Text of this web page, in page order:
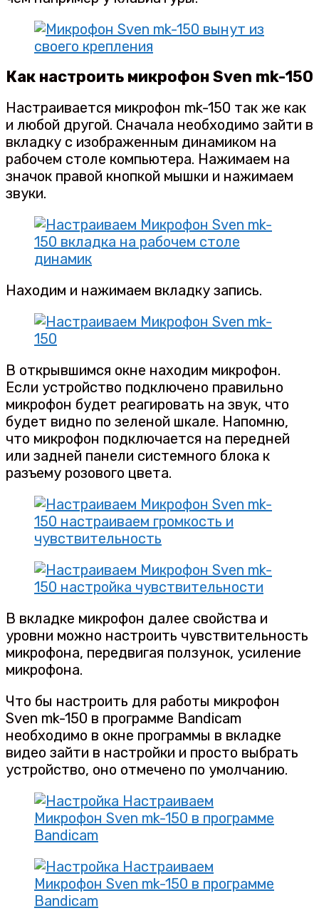
Как настроить микрофон Sven mk-150
Настраивается микрофон mk-150 так же как
и любой другой. Сначала необходимо зайти в
вкладку с изображенным динамиком на
рабочем столе компьютера. Нажимаем на
значок правой кнопкой мышки и нажимаем
звуки.
Находим и нажимаем вкладку запись.
В открывшимся окне находим микрофон.
Если устройство подключено правильно
микрофон будет реагировать на звук, что
будет видно по зеленой шкале. Напомню,
что микрофон подключается на передней
или задней панели системного блока к
разъему розового цвета.
В вкладке микрофон далее свойства и
уровни можно настроить чувствительность
микрофона, передвигая ползунок, усиление
микрофона.
Что бы настроить для работы микрофон
Sven mk-150 в программе Bandicam
необходимо в окне программы в вкладке
видео зайти в настройки и просто выбрать
устройство, оно отмечено по умолчанию.